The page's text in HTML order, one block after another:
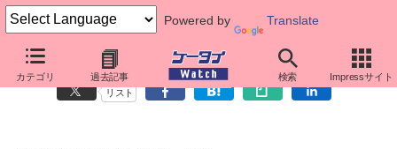
Powered by Translate
カテゴリ 過去記事 検索 Impressサイト
ソフトバンク、「DELL Streak 001DL」の発売を延期
リスト